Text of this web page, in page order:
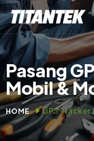
Pasang
Mobil &
HOME GPS Tracker